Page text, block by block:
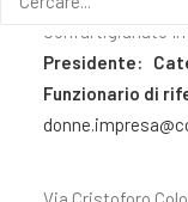
Confartigianato
Presidente:
Funzionario di